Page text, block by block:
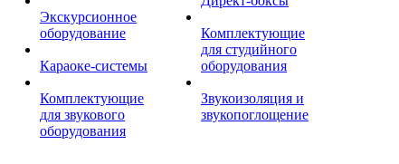
Экскурсионное
оборудование
Караоке-системы
Комплектующие
для звукового
оборудования
Комплектующие
для студийного
оборудования
Звукоизоляция и
звукопоглощение